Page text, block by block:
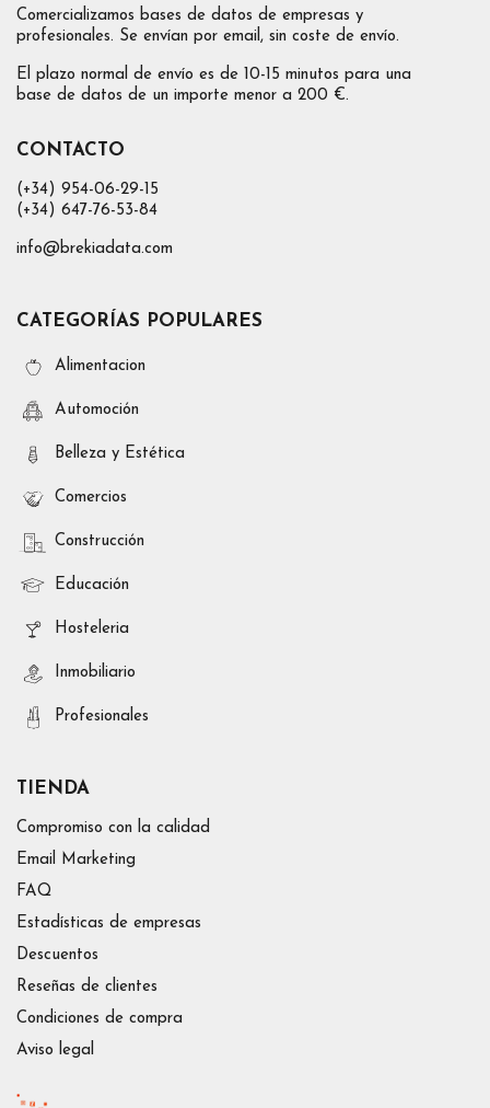
Comercializamos bases de datos de empresas y
profesionales. Se envían por email, sin coste de envío.
El plazo normal de envío es de 10-15 minutos para una
base de datos de un importe menor a 200 €.
CONTACTO
(+34) 954-06-29-15
(+34) 647-76-53-84
info@brekiadata.com
CATEGORÍAS POPULARES
Alimentacion
Automoción
Belleza y Estética
Comercios
Construcción
Educación
Hosteleria
Inmobiliario
Profesionales
TIENDA
Compromiso con la calidad
Email Marketing
FAQ
Estadísticas de empresas
Descuentos
Reseñas de clientes
Condiciones de compra
Aviso legal